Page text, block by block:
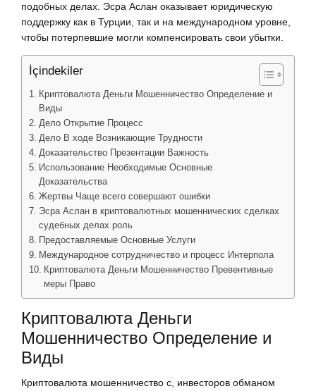
подобных делах. Эсра Аслан оказывает юридическую
поддержку как в Турции, так и на международном уровне,
чтобы потерпевшие могли компенсировать свои убытки.
İçindekiler
Криптовалюта Деньги Мошенничество Определение и
Виды
Дело Открытие Процесс
Дело В ходе Возникающие Трудности
Доказательство Презентации Важность
Использование Необходимые Основные
Доказательства
Жертвы Чаще всего совершают ошибки
Эсра Аслан в криптовалютных мошеннических сделках
судебных делах роль
Предоставляемые Основные Услуги
Международное сотрудничество и процесс Интерпола
Криптовалюта Деньги Мошенничество Превентивные
меры Право
Криптовалюта Деньги
Мошенничество Определение и
Виды
Криптовалюта мошенничество с, инвесторов обманом